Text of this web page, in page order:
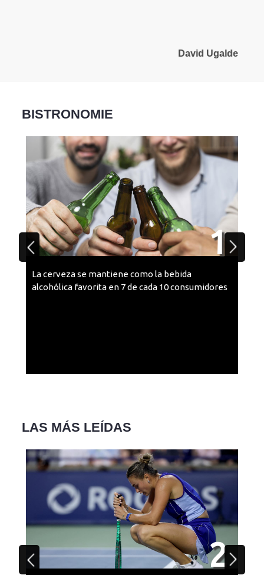
David Ugalde
BISTRONOMIE
1
consumidores
Sopa de haba: La receta de las abuelas
jitomate, chile y un poquito de epazote
LAS MÁS LEÍDAS
2